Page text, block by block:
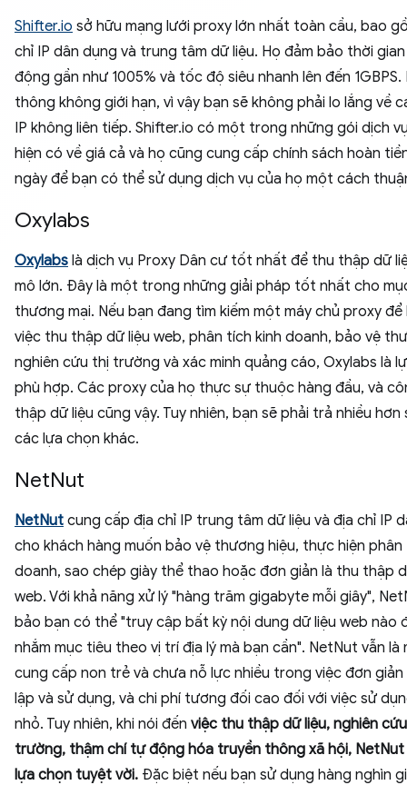
Shifter.io sở hữu mạng lưới proxy lớn nhất toàn cầu, bao
chỉ IP dân dụng và trung tâm dữ liệu. Họ đảm bảo thời
động gần như 1005% và tốc độ siêu nhanh lên đến 1GBPS.
thông không giới hạn, vì vậy bạn sẽ không phải lo lắng về
IP không liên tiếp. Shifter.io có một trong những gói dịch
hiện có về giá cả và họ cũng cung cấp chính sách hoàn
ngày để bạn có thể sử dụng dịch vụ của họ một cách
Oxylabs
Oxylabs là dịch vụ Proxy Dân cư tốt nhất để thu thập dữ
mô lớn. Đây là một trong những giải pháp tốt nhất cho
thương mại. Nếu bạn đang tìm kiếm một máy chủ proxy
việc thu thập dữ liệu web, phân tích kinh doanh, bảo vệ
nghiên cứu thị trường và xác minh quảng cáo, Oxylabs là
phù hợp. Các proxy của họ thực sự thuộc hàng đầu, và
thập dữ liệu cũng vậy. Tuy nhiên, bạn sẽ phải trả nhiều hơn
các lựa chọn khác.
NetNut
NetNut cung cấp địa chỉ IP trung tâm dữ liệu và địa chỉ IP
cho khách hàng muốn bảo vệ thương hiệu, thực hiện phân
doanh, sao chép giày thể thao hoặc đơn giản là thu thập
web. Với khả năng xử lý "hàng trăm gigabyte mỗi giây",
bảo bạn có thể "truy cập bất kỳ nội dung dữ liệu web nào
nhắm mục tiêu theo vị trí địa lý mà bạn cần". NetNut vẫn là
cung cấp non trẻ và chưa nỗ lực nhiều trong việc đơn
lập và sử dụng, và chi phí tương đối cao đối với việc sử
nhỏ. Tuy nhiên, khi nói đến việc thu thập dữ liệu, nghiên
trường, thậm chí tự động hóa truyền thông xã hội,
lựa chọn tuyệt vời. Đặc biệt nếu bạn sử dụng hàng nghìn